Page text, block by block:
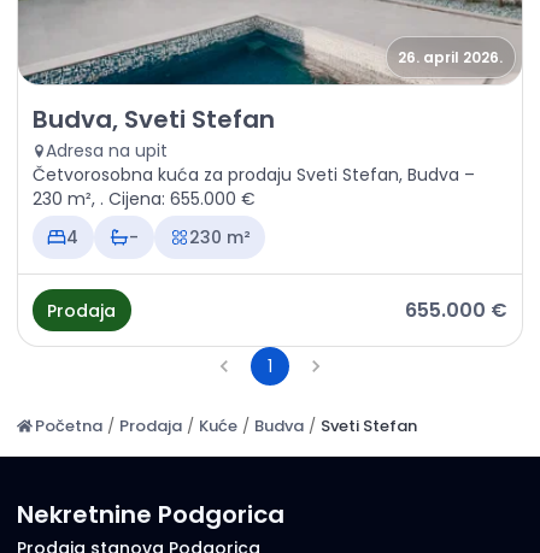
26. april 2026.
Prodaja - Kuća Budva, Sveti Stefan
Budva, Sveti Stefan
Adresa na upit
Četvorosobna kuća za prodaju Sveti Stefan, Budva –
230 m², . Cijena: 655.000 €
4
- 230 m²
Prodaja 655.000 €
1
Početna / Prodaja / Kuće / Budva / Sveti Stefan
Nekretnine Podgorica